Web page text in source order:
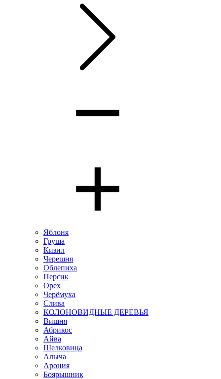
Яблоня
Груша
Кизил
Черешня
Облепиха
Персик
Орех
Черёмуха
Слива
КОЛОНОВИДНЫЕ ДЕРЕВЬЯ
Вишня
Абрикос
Айва
Шелковица
Алыча
Арония
Боярышник